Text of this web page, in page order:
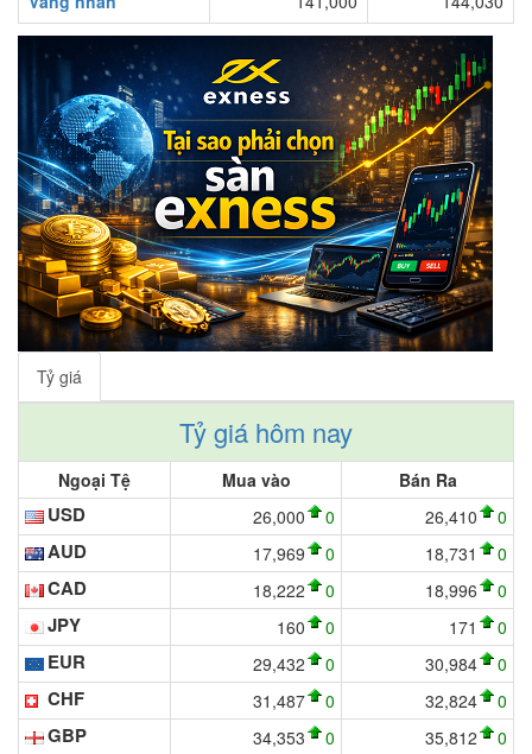
Tỷ giá
Tỷ giá hôm nay
Ngoại Tệ Mua vào Bán Ra
USD 26,000 0 26,410 0
AUD 17,969 0 18,731 0
CAD 18,222 0 18,996 0
JPY 160 0 171 0
EUR 29,432 0 30,984 0
CHF 31,487 0 32,824 0
GBP 34,353 0 35,812 0